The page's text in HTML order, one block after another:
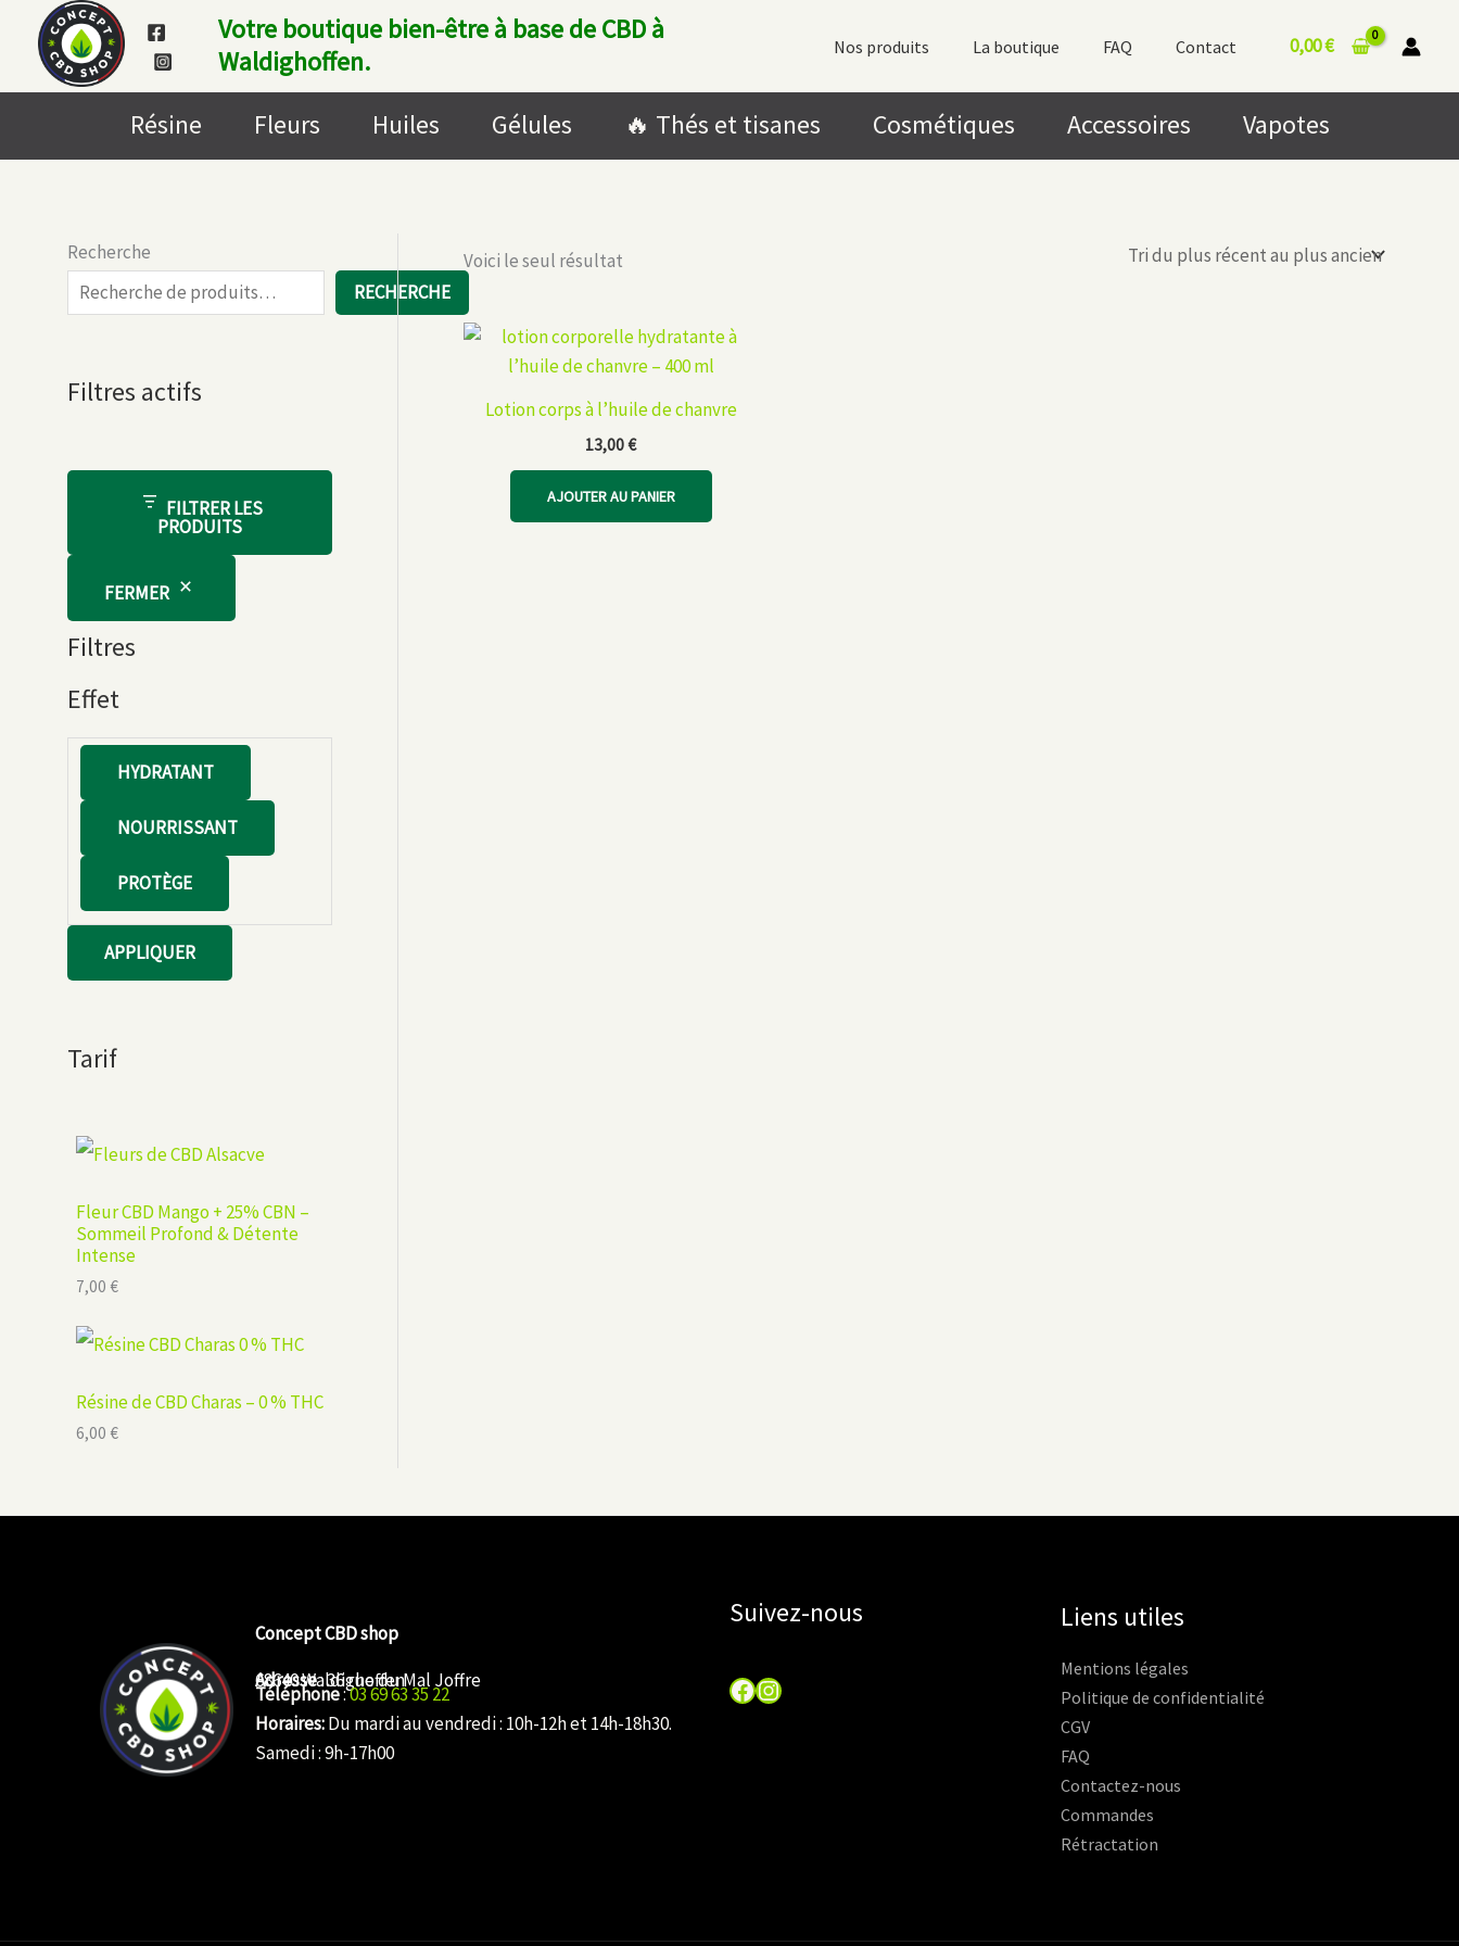
contenu
Votre boutique bien-être à base de CBD à
Waldighoffen.
Nos produits La boutique FAQ Contact 0,00€
Résine Fleurs Huiles Gélules 🔥​ Thés et tisanes Cosmétiques Accessoires Vapotes
Recherche
RECHERCHE
Filtres actifs
FILTRER LES
PRODUITS
FERMER
Filtres
Effet
f
t
HYDRATANT
NOURRISSANT
PROTÈGE
APPLIQUER
Tarif
Fleur CBD Mango + 25% CBN –
Sommeil Profond & Détente
Intense
7,00 €
Résine de CBD Charas – 0 % THC
6,00 €
Voici le seul résultat
Lotion corps à l’huile de chanvre
13,00€
AJOUTER AU PANIER
Concept CBD shop
Adresse: 36 rue du Mal Joffre
68640 Waldighoffen
Téléphone:03 69 63 35 22
Horaires:Du mardi au vendredi : 10h-12h et 14h-18h30.
Samedi : 9h-17h00
Suivez-nous
Facebook
Instagram
Liens utiles
Mentions légales
Politique de confidentialité
CGV
FAQ
Contactez-nous
Commandes
Rétractation